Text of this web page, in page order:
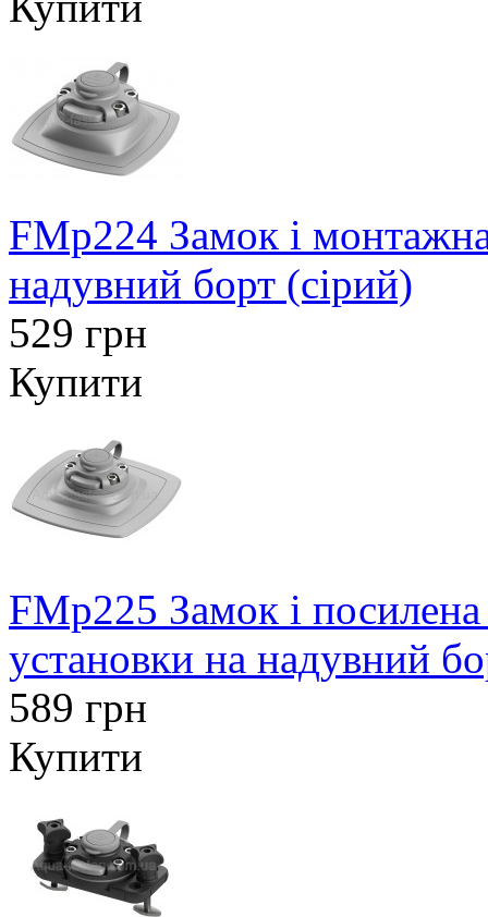
FMp224 Замок і
надувний борт (сірий)
529 грн
Купити
FMp225 Замок і
установки на надувний
589 грн
Купити